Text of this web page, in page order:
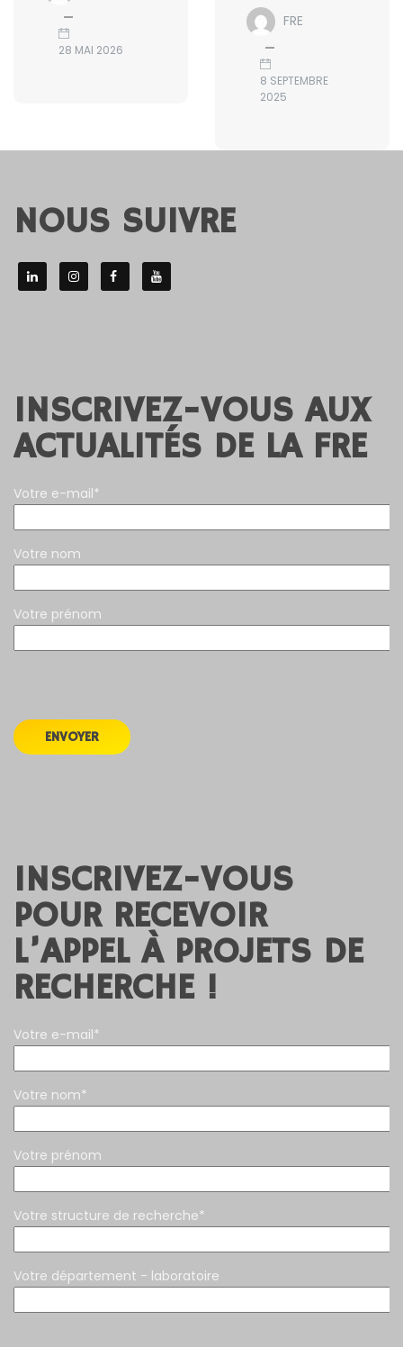
28 MAI 2026
FRE
8 SEPTEMBRE
2025
NOUS SUIVRE
INSCRIVEZ-VOUS AUX
ACTUALITÉS DE LA FRE
Votre e-mail*
Votre nom
Votre prénom
INSCRIVEZ-VOUS
POUR RECEVOIR
L’APPEL À PROJETS DE
RECHERCHE !
Votre e-mail*
Votre nom*
Votre prénom
Votre structure de recherche*
Votre département - laboratoire